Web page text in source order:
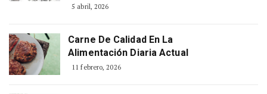
5 abril, 2026
Carne De Calidad En La
Alimentación Diaria Actual
11 febrero, 2026